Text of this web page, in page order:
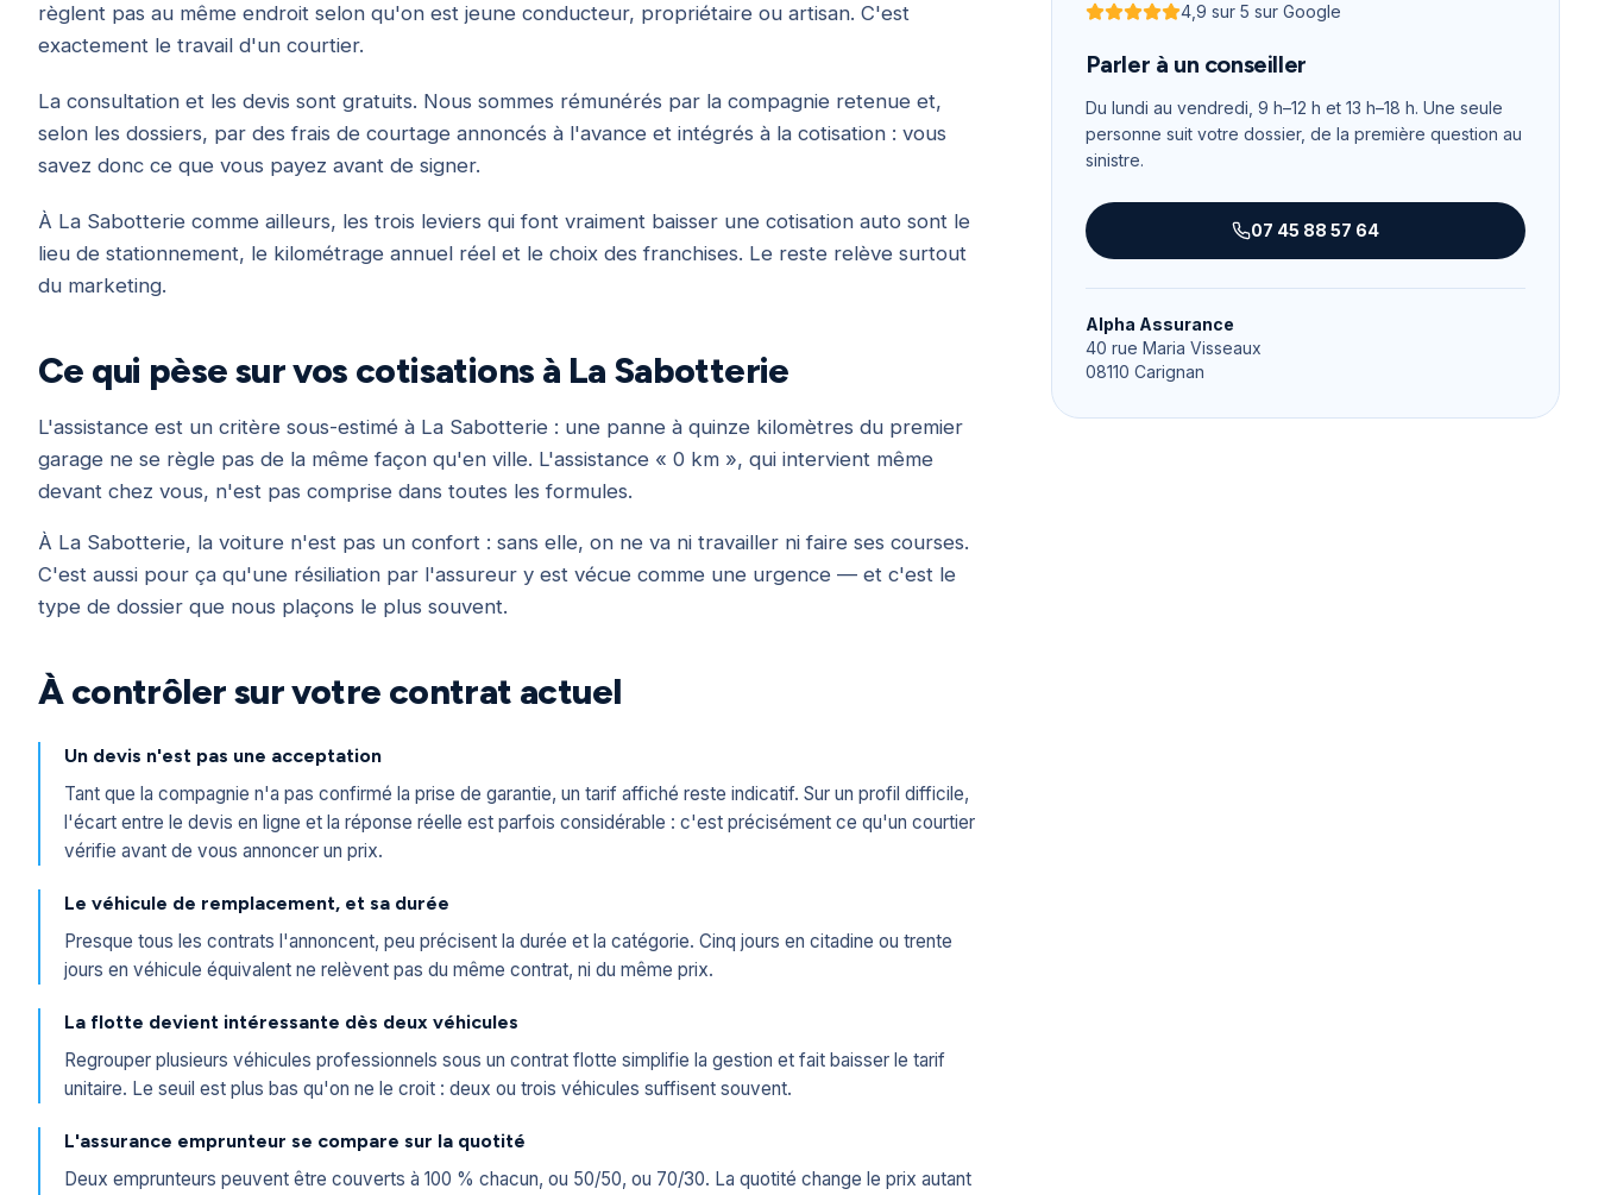
règlent pas au même endroit selon qu'on est jeune conducteur, propriétaire ou artisan. C'est
exactement le travail d'un courtier.
La consultation et les devis sont gratuits. Nous sommes rémunérés par la compagnie retenue et,
selon les dossiers, par des frais de courtage annoncés à l'avance et intégrés à la cotisation : vous
savez donc ce que vous payez avant de signer.
À La Sabotterie comme ailleurs, les trois leviers qui font vraiment baisser une cotisation auto sont le
lieu de stationnement, le kilométrage annuel réel et le choix des franchises. Le reste relève surtout
du marketing.
Ce qui pèse sur vos cotisations à La Sabotterie
L'assistance est un critère sous-estimé à La Sabotterie : une panne à quinze kilomètres du premier
garage ne se règle pas de la même façon qu'en ville. L'assistance « 0 km », qui intervient même
devant chez vous, n'est pas comprise dans toutes les formules.
À La Sabotterie, la voiture n'est pas un confort : sans elle, on ne va ni travailler ni faire ses courses.
C'est aussi pour ça qu'une résiliation par l'assureur y est vécue comme une urgence — et c'est le
type de dossier que nous plaçons le plus souvent.
À contrôler sur votre contrat actuel
Un devis n'est pas une acceptation
Tant que la compagnie n'a pas confirmé la prise de garantie, un tarif affiché reste indicatif. Sur un profil difficile,
l'écart entre le devis en ligne et la réponse réelle est parfois considérable : c'est précisément ce qu'un courtier
vérifie avant de vous annoncer un prix.
Le véhicule de remplacement, et sa durée
Presque tous les contrats l'annoncent, peu précisent la durée et la catégorie. Cinq jours en citadine ou trente
jours en véhicule équivalent ne relèvent pas du même contrat, ni du même prix.
La flotte devient intéressante dès deux véhicules
Regrouper plusieurs véhicules professionnels sous un contrat flotte simplifie la gestion et fait baisser le tarif
unitaire. Le seuil est plus bas qu'on ne le croit : deux ou trois véhicules suffisent souvent.
L'assurance emprunteur se compare sur la quotité
Deux emprunteurs peuvent être couverts à 100 % chacun, ou 50/50, ou 70/30. La quotité change le prix autant
Noté4,9 sur 5
4,9 sur 5 sur Google
Parler à un conseiller
Du lundi au vendredi, 9 h–12 h et 13 h–18 h. Une seule
personne suit votre dossier, de la première question au
sinistre.
07 45 88 57 64
Alpha Assurance
40 rue Maria Visseaux
08110 Carignan